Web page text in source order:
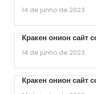
14 de junho de 2023
Кракен онион сайт
14 de junho de 2023
Кракен онион сайт